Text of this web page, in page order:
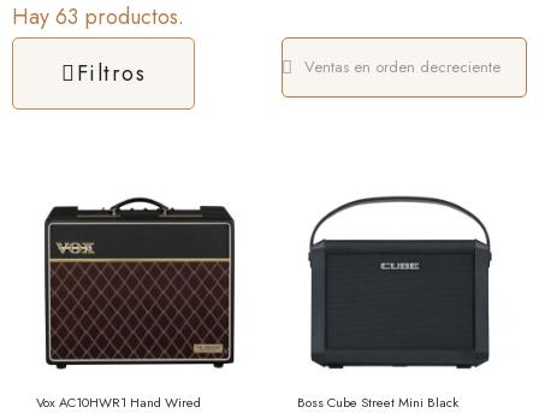
Hay 63 productos.
Filtros
Vox AC10HWR1 Hand Wired Boss Cube Street Mini Black